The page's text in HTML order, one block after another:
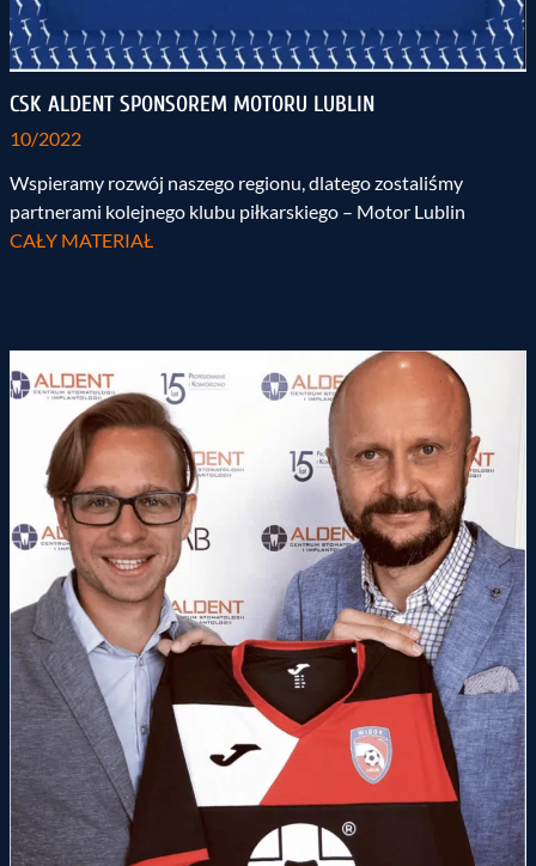
CSK ALDENT SPONSOREM MOTORU LUBLIN
10/2022
Wspieramy rozwój naszego regionu, dlatego zostaliśmy
partnerami kolejnego klubu piłkarskiego – Motor Lublin
CAŁY MATERIAŁ